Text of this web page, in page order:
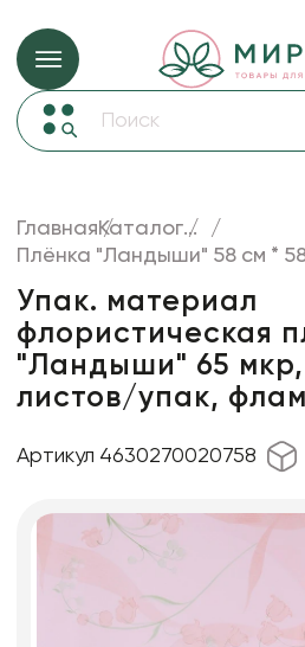
Упаковка для цветов и подарков
Коробки для цветов
Декор для дома
Лента
Товары для флористов
Пакеты для цветов и подарков
Искусственные цветы и растения
ГлавнаяКаталог...
Плёнка "Ландыши" 58 см *
Упак. материал
флористическая
"Ландыши" 65 мкр,
листов/упак,
Артикул 4630270020758